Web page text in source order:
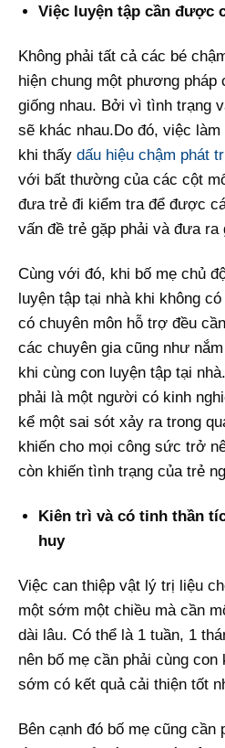
Việc luyện tập cần được
Không phải tất cả các bé
hiện chung một phương
giống nhau. Bởi vì tình trạng
sẽ khác nhau.Do đó, việc
khi thấy dấu hiệu chậm phát
với bất thường của các cột
đưa trẻ đi kiểm tra để được
vấn đề trẻ gặp phải và đưa ra
Cùng với đó, khi bố mẹ chủ
luyện tập tại nhà khi không
có chuyên môn hỗ trợ đều
các chuyên gia cũng như
khi cùng con luyện tập tại
phải là một người có kinh
kể một sai sót xảy ra trong
khiến cho mọi công sức trở
còn khiến tình trạng của trẻ
Kiên trì và có tinh thần
huy
Việc can thiệp vật lý trị liệu
một sớm một chiều mà cần
dài lâu. Có thể là 1 tuần, 1
nên bố mẹ cần phải cùng
sớm có kết quả cải thiện tốt
Bên cạnh đó bố mẹ cũng cần